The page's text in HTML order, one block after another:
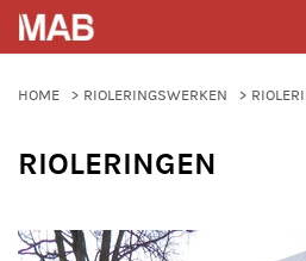
HOME RIOLERINGSWERKEN
RIOLERINGEN